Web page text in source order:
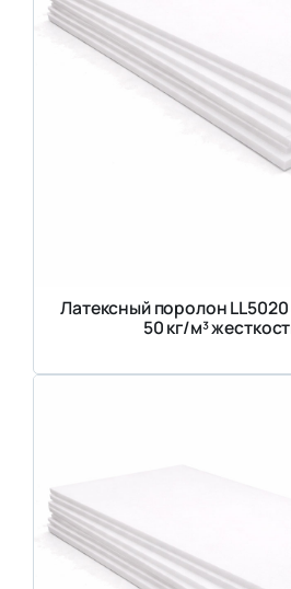
Латексный поролон
50 кг/м³